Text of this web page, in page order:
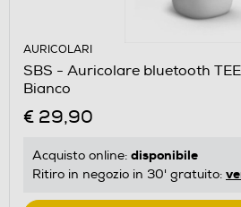
AURICOLARI
SBS - Auricolare bluetooth
Bianco
€ 29,90
Acquisto online: disponibile
Ritiro in negozio in 30' gratuito: